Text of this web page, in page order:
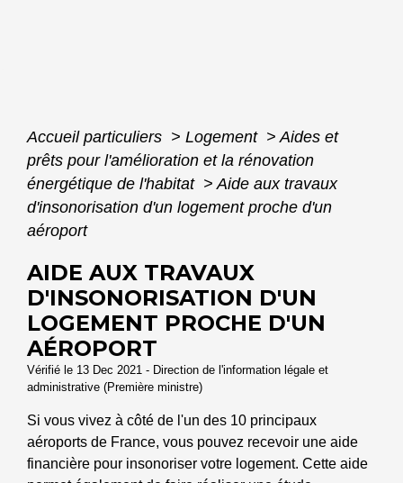
Accueil particuliers > Logement > Aides et
prêts pour l'amélioration et la rénovation
énergétique de l'habitat > Aide aux travaux
d'insonorisation d'un logement proche d'un
aéroport
AIDE AUX TRAVAUX
D'INSONORISATION D'UN
LOGEMENT PROCHE D'UN
AÉROPORT
Vérifié le 13 Dec 2021 - Direction de l'information légale et
administrative (Première ministre)
Si vous vivez à côté de l'un des 10 principaux
aéroports de France, vous pouvez recevoir une aide
financière pour insonoriser votre logement. Cette aide